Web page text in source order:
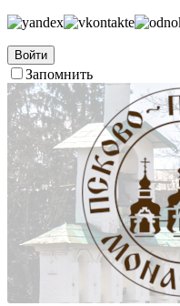
Войти
Запомнить